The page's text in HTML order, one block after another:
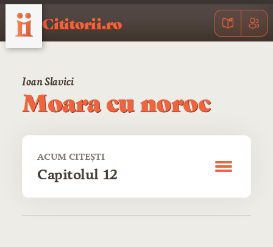
Cititorii.ro
Ioan Slavici
Moara cu noroc
ACUM CITEȘTI
Capitolul 12